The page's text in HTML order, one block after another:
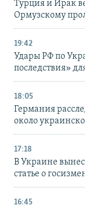
Турция и Ирак
Ормузскому
19:42
Удары РФ по
последствия»
18:05
Германия
около
17:18
В Украине
статье о
16:45